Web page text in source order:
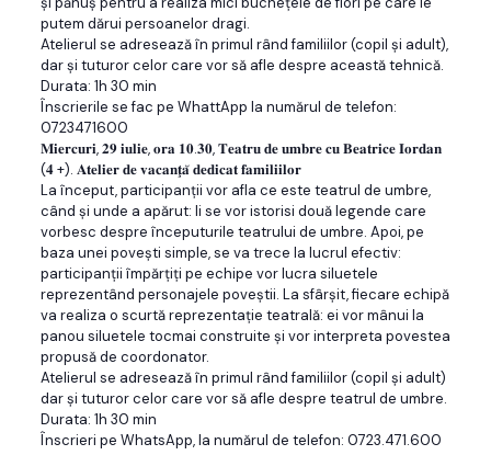
putem dărui persoanelor dragi.
Atelierul se adresează în primul rând familiilor (copil şi adult),
dar şi tuturor celor care vor să afle despre această tehnică.
Durata: 1h 30 min
Înscrierile se fac pe WhattApp la numărul de telefon:
0723471600
𝐌𝐢𝐞𝐫𝐜𝐮𝐫𝐢, 𝟐𝟗 𝐢𝐮𝐥𝐢𝐞, 𝐨𝐫𝐚 𝟏𝟎.𝟑𝟎, 𝐓𝐞𝐚𝐭𝐫𝐮 𝐝𝐞 𝐮𝐦𝐛𝐫𝐞 𝐜𝐮 𝐁𝐞𝐚𝐭𝐫𝐢𝐜𝐞 𝐈𝐨𝐫𝐝𝐚𝐧
(𝟒 +). 𝐀𝐭𝐞𝐥𝐢𝐞𝐫 𝐝𝐞 𝐯𝐚𝐜𝐚𝐧𝐭̧𝐚̆ 𝐝𝐞𝐝𝐢𝐜𝐚𝐭 𝐟𝐚𝐦𝐢𝐥𝐢𝐢𝐥𝐨𝐫
La început, participanţii vor afla ce este teatrul de umbre,
când și unde a apărut: li se vor istorisi două legende care
vorbesc despre începuturile teatrului de umbre. Apoi, pe
baza unei povești simple, se va trece la lucrul efectiv:
participanţii împărțiți pe echipe vor lucra siluetele
reprezentând personajele poveștii. La sfârșit, fiecare echipă
va realiza o scurtă reprezentație teatrală: ei vor mânui la
panou siluetele tocmai construite și vor interpreta povestea
propusă de coordonator.
Atelierul se adresează în primul rând familiilor (copil şi adult)
dar şi tuturor celor care vor să afle despre teatrul de umbre.
Durata: 1h 30 min
Înscrieri pe WhatsApp, la numărul de telefon: 0723.471.600